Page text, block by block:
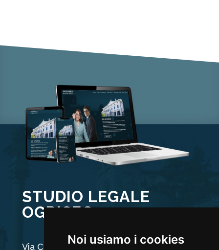
Noi usiamo i cookies
STUDIO LEGALE
OGRISEG
Via Carducci 44, 33100 Udine